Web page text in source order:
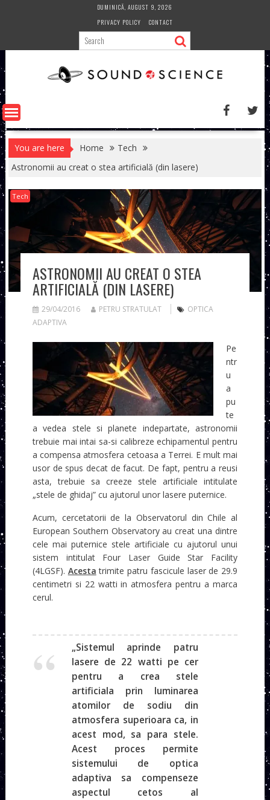
DUMINICĂ, AUGUST 9, 2026
PRIVACY POLICY
CONTACT
You are here Home
Tech
Astronomii au creat o stea artificială (din lasere)
Tech
ASTRONOMII AU CREAT O STEA
ARTIFICIALĂ (DIN LASERE)
29/04/2016 PETRU STRATULAT
OPTICA
ADAPTIVA
Pe
ntr
u
a
pu
te
a vedea stele si planete indepartate, astronomii
trebuie mai intai sa-si calibreze echipamentul pentru
a compensa atmosfera cetoasa a Terrei. E mult mai
usor de spus decat de facut. De fapt, pentru a reusi
asta, trebuie sa creeze stele artificiale intitulate
„stele de ghidaj” cu ajutorul unor lasere puternice.
Acum, cercetatorii de la Observatorul din Chile al
European Southern Observatory au creat una dintre
cele mai puternice stele artificiale cu ajutorul unui
sistem intitulat Four Laser Guide Star Facility
(4LGSF). Acesta trimite patru fascicule laser de 29.9
centimetri si 22 watti in atmosfera pentru a marca
cerul.
„Sistemul aprinde patru
lasere de 22 watti pe cer
pentru a crea stele
artificiala prin luminarea
atomilor de sodiu din
atmosfera superioara ca, in
acest mod, sa para stele.
Acest proces permite
sistemului de optica
adaptiva sa compenseze
aspectul cetos al